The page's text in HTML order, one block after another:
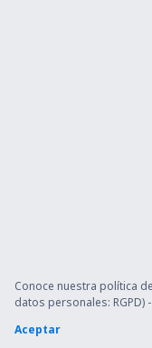
Conoce nuestra política
datos personales: RGPD) -
Aceptar